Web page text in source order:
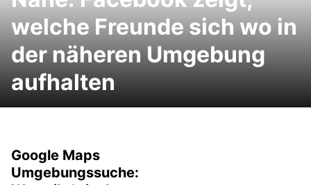
welche Freunde sich wo in
der näheren Umgebung
aufhalten
Google Maps
Umgebungssuche: